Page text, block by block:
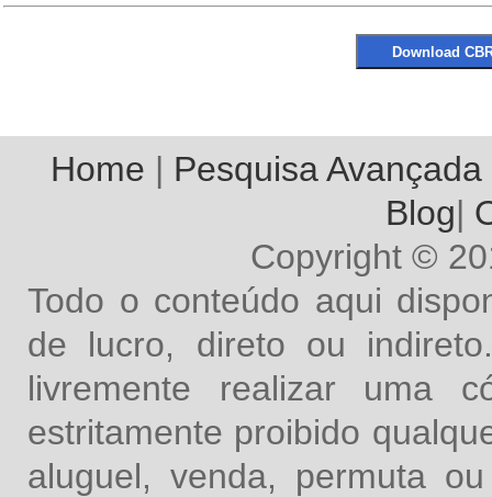
Home | Pesquisa Avançada
Blog|
Copyright ©
Todo o conteúdo aqui
de lucro, direto ou
livremente realizar uma
estritamente proibido
aluguel, venda, permuta